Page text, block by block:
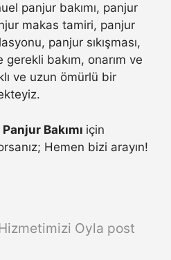
panjur bakımı, panjur
makas tamiri, panjur
panjur sıkışması,
gerekli bakım, onarım ve
ve uzun ömürlü bir
Bakımı için
Hemen bizi arayın!
Oyla post